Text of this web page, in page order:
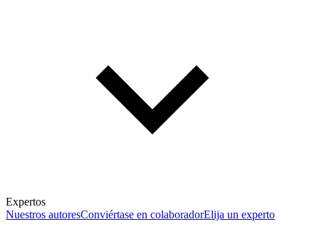
Expertos
Nuestros autoresConviértase en colaboradorElija un experto